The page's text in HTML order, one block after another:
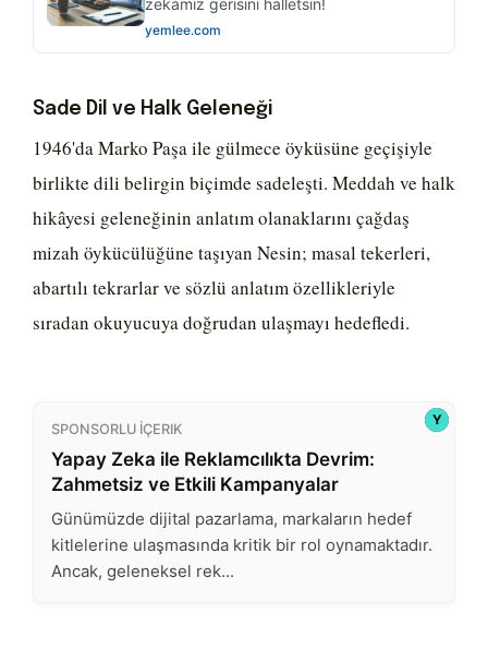
Sade Dil ve Halk Geleneği
1946'da Marko Paşa ile gülmece öyküsüne geçişiyle
birlikte dili belirgin biçimde sadeleşti. Meddah ve halk
hikâyesi geleneğinin anlatım olanaklarını çağdaş
mizah öykücülüğüne taşıyan Nesin; masal tekerleri,
abartılı tekrarlar ve sözlü anlatım özellikleriyle
sıradan okuyucuya doğrudan ulaşmayı hedefledi.